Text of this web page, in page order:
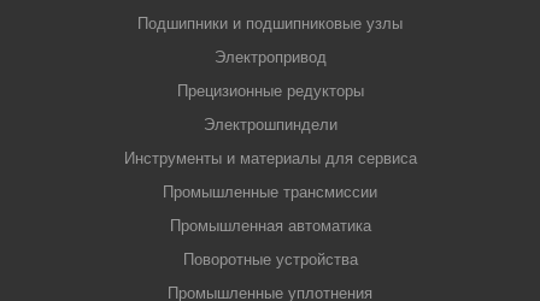
Подшипники и подшипниковые узлы
Электропривод
Прецизионные редукторы
Электрошпиндели
Инструменты и материалы для сервиса
Промышленные трансмиссии
Промышленная автоматика
Поворотные устройства
Промышленные уплотнения